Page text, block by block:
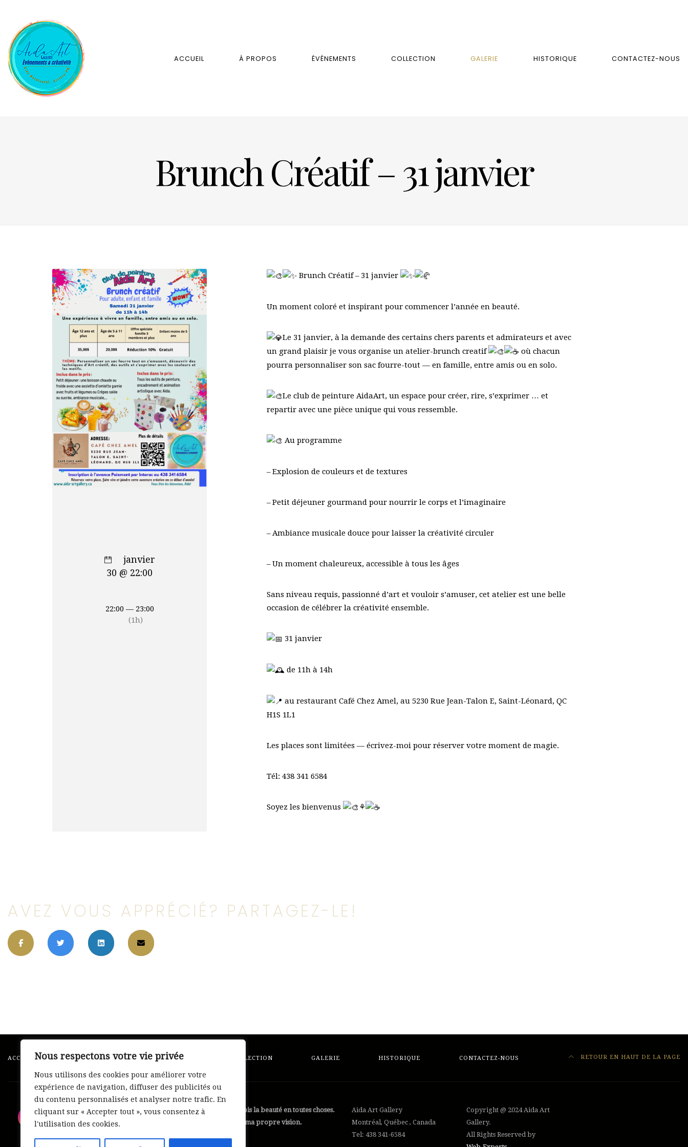
Nous respectons votre vie privée
Nous utilisons des cookies pour améliorer votre
expérience de navigation, diffuser des publicités ou
du contenu personnalisés et analyser notre trafic. En
cliquant sur « Accepter tout », vous consentez à
l'utilisation des cookies.
ACCUEIL À PROPOS ÉVÉNEMENTS COLLECTION GALERIE HISTORIQUE CONTACTEZ-NOUS
Brunch Créatif – 31 janvier
Brunch Créatif – 31 janvier
Un moment coloré et inspirant pour commencer l’année en beauté.
Le 31 janvier, à la demande des certains chers parents et admirateurs et avec
un grand plaisir je vous organise un atelier-brunch creatif
où chacun
pourra personnaliser son sac fourre-tout — en famille, entre amis ou en solo.
Le club de peinture AidaArt, un espace pour créer, rire, s’exprimer … et
repartir avec une pièce unique qui vous ressemble.
Au programme
– Explosion de couleurs et de textures
– Petit déjeuner gourmand pour nourrir le corps et l’imaginaire
– Ambiance musicale douce pour laisser la créativité circuler
– Un moment chaleureux, accessible à tous les âges
Sans niveau requis, passionné d’art et vouloir s’amuser, cet atelier est une belle
occasion de célébrer la créativité ensemble.
31 janvier
de 11h à 14h
au restaurant Café Chez Amel, au 5230 Rue Jean-Talon E, Saint-Léonard, QC
H1S 1L1
Les places sont limitées — écrivez-moi pour réserver votre moment de magie.
Tél: 438 341 6584
Soyez les bienvenus ⚘️
janvier
30 @ 22:00
22:00 — 23:00
(1h)
AVEZ VOUS APPRÉCIÉ? PARTAGEZ-LE!
ACCUEIL À PROPOS ÉVÉNEMENTS COLLECTION GALERIE HISTORIQUE CONTACTEZ-NOUS RETOUR EN HAUT DE LA PAGE
L’art de la peinture est ma passion. Je vois la beauté en toutes choses.
Je ressens et je peins ce que je vois avec ma propre vision.
Aida Art Gallery
Montréal, Québec , Canada
Tel: 438 341-6584
Copyright @ 2024 Aida Art
Gallery.
All Rights Reserved by